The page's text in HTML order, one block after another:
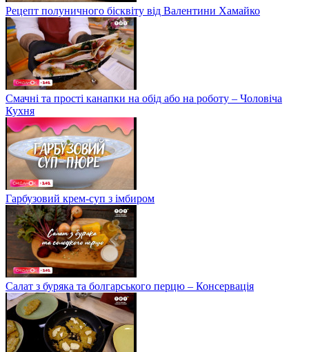
Рецепт полуничного бісквіту від Валентини Хамайко
Смачні та прості канапки на обід або на роботу – Чоловіча
Кухня
Гарбузовий крем-суп з імбиром
Салат з буряка та болгарського перцю – Консервація